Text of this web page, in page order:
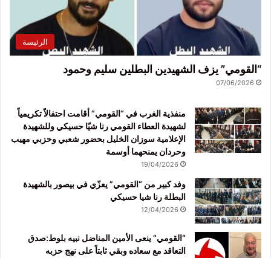
الرئيسة
“القومي” يزف الشهيدين البطلين سليم وحمود
07/06/2026
منفذية الغرب في “القومي” أقامت احتفالاً تكريمياً
لشهيدة العطاء القومي رنا شيّا حسيكي وللشهيدة
الإعلامية سوزان الخليل بحضور شعبي وحزبي مهيب
وحردان يمنحهما أوسمة
19/04/2026
وفد كبير من “القومي” يعزّي في بيصور بالشهيدة
البطلة رنا شيا حسيكي
12/04/2026
“القومي” ينعى الأمين المناضل نبيه بلوط:صدق
التعاقد مع سعاده وبقي ثابتاً على نهج حزبه